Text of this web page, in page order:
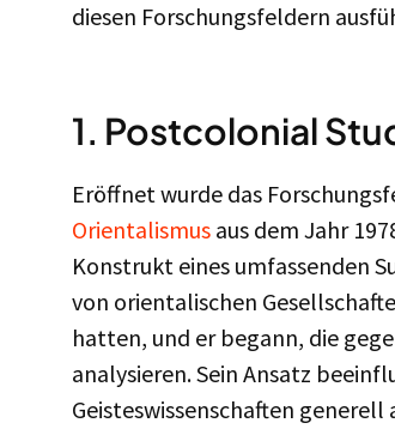
diesen Forschungsfeldern
1. Postcolonial
Eröffnet wurde das
Orientalismus aus dem Jahr
Konstrukt eines umfassenden
von orientalischen
hatten, und er begann, die
analysieren. Sein Ansatz
Geisteswissenschaften